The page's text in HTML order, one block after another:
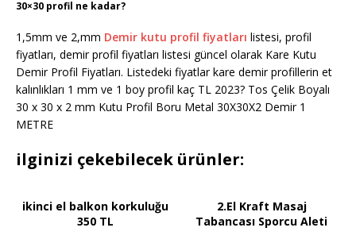
30×30 profil ne kadar?
1,5mm ve 2,mm Demir kutu profil fiyatları listesi, profil
fiyatları, demir profil fiyatları listesi güncel olarak Kare Kutu
Demir Profil Fiyatları. Listedeki fiyatlar kare demir profillerin et
kalınlıkları 1 mm ve 1 boy profil kaç TL 2023? Tos Çelik Boyalı
30 x 30 x 2 mm Kutu Profil Boru Metal 30X30X2 Demir 1
METRE
ilginizi çekebilecek ürünler:
ikinci el balkon korkuluğu
350 TL
2.El Kraft Masaj
Tabancası Sporcu Aleti